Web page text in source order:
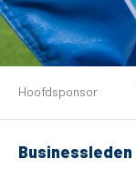
De club
Hoofdsponsor
Businessleden